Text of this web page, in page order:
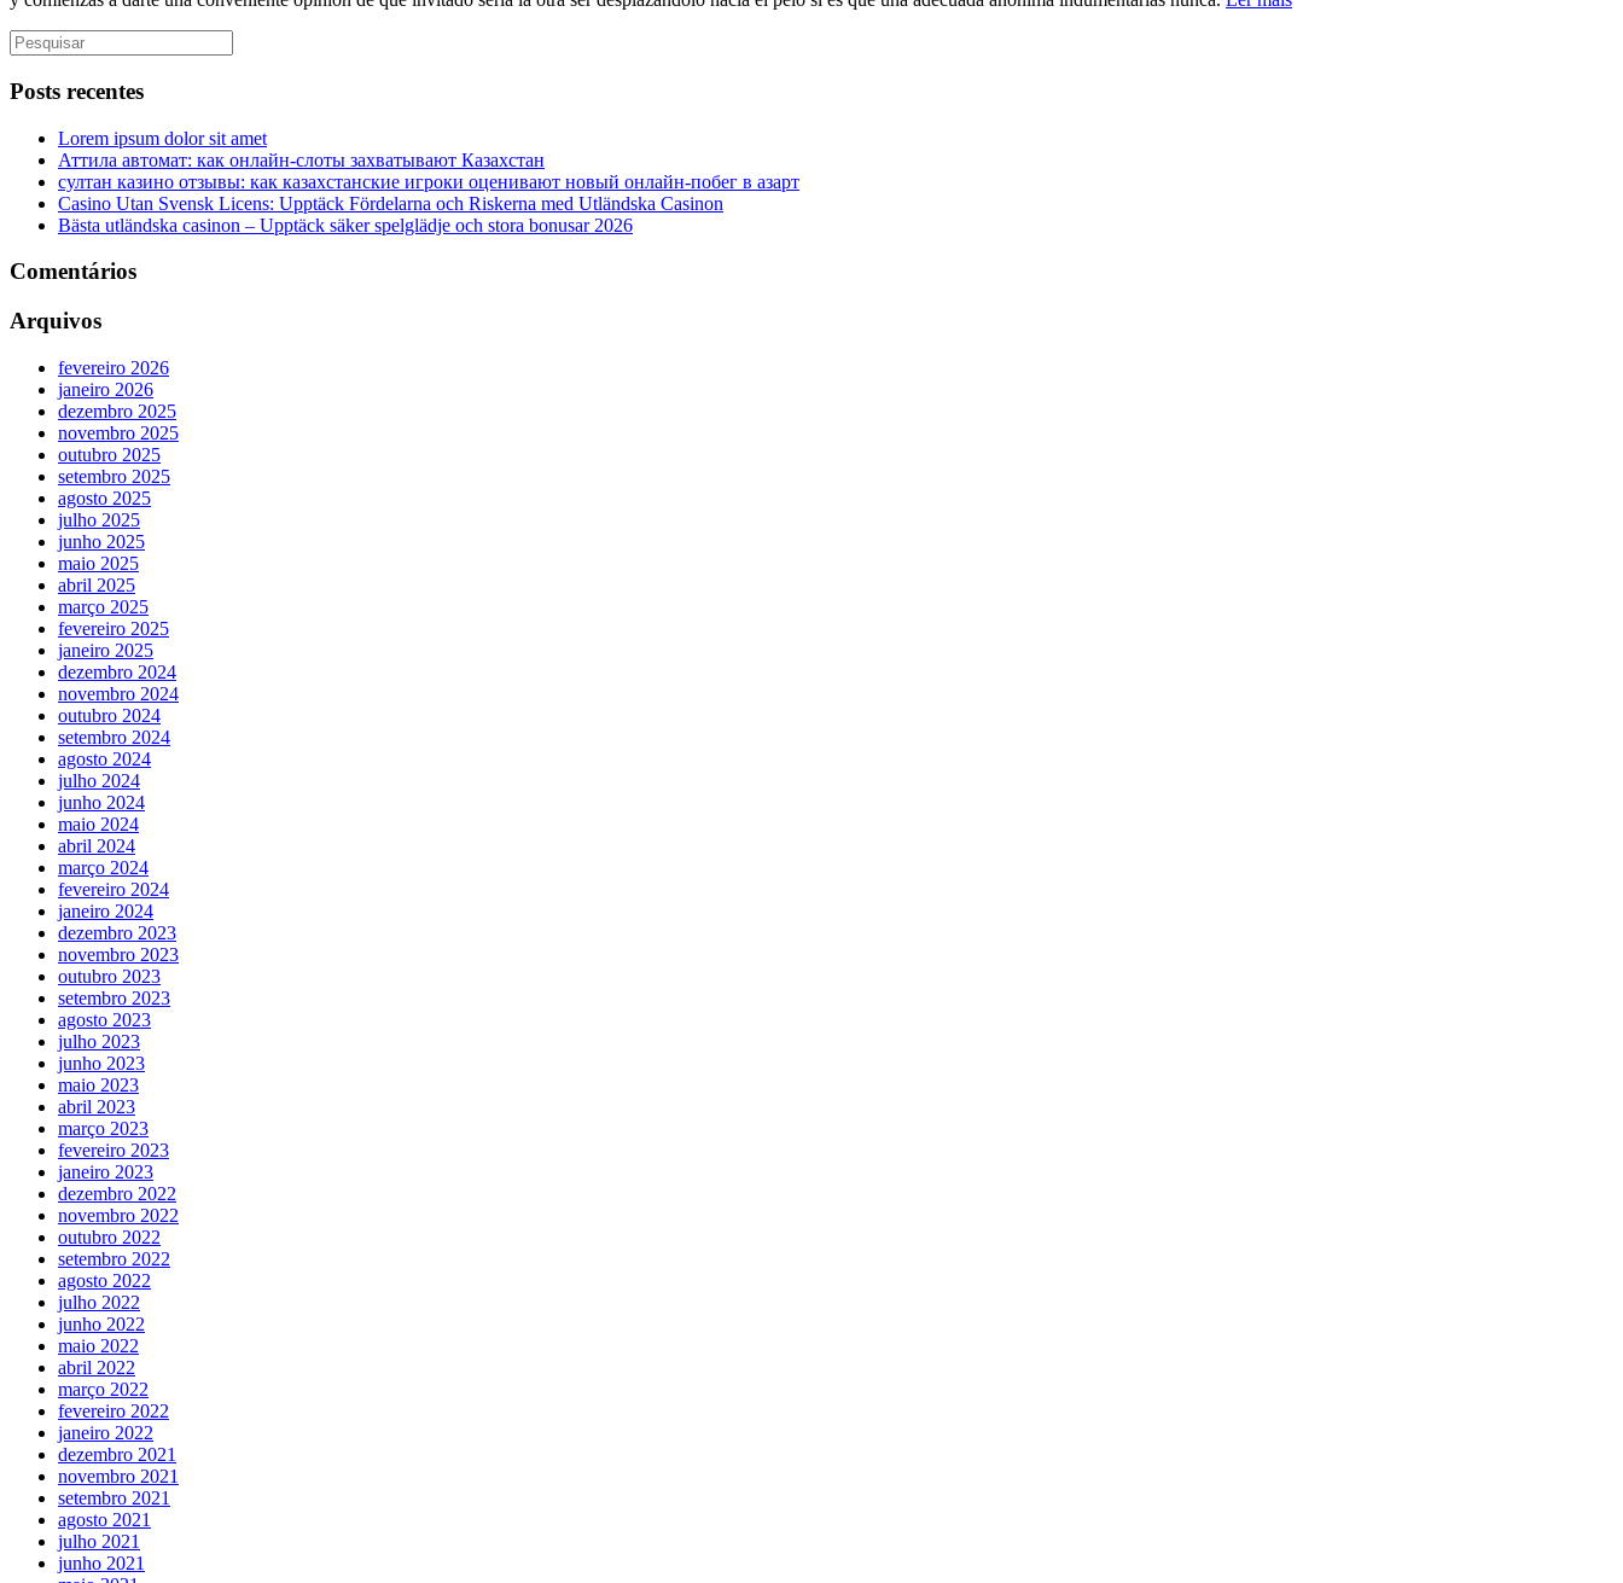
Posts recentes
Lorem ipsum dolor sit amet
Аттила автомат: как онлайн‑слоты захватывают Казахстан
султан казино отзывы: как казахстанские игроки оценивают новый онлайн‑побег в азарт
Casino Utan Svensk Licens: Upptäck Fördelarna och Riskerna med Utländska Casinon
Bästa utländska casinon – Upptäck säker spelglädje och stora bonusar 2026
Comentários
Arquivos
fevereiro 2026
janeiro 2026
dezembro 2025
novembro 2025
outubro 2025
setembro 2025
agosto 2025
julho 2025
junho 2025
maio 2025
abril 2025
março 2025
fevereiro 2025
janeiro 2025
dezembro 2024
novembro 2024
outubro 2024
setembro 2024
agosto 2024
julho 2024
junho 2024
maio 2024
abril 2024
março 2024
fevereiro 2024
janeiro 2024
dezembro 2023
novembro 2023
outubro 2023
setembro 2023
agosto 2023
julho 2023
junho 2023
maio 2023
abril 2023
março 2023
fevereiro 2023
janeiro 2023
dezembro 2022
novembro 2022
outubro 2022
setembro 2022
agosto 2022
julho 2022
junho 2022
maio 2022
abril 2022
março 2022
fevereiro 2022
janeiro 2022
dezembro 2021
novembro 2021
setembro 2021
agosto 2021
julho 2021
junho 2021